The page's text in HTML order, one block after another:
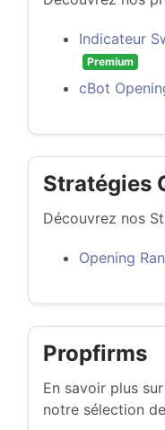
Indicateur
Premium
cBot
Stratégies
Découvrez nos
Opening
Propfirms
En savoir plus
notre sélection